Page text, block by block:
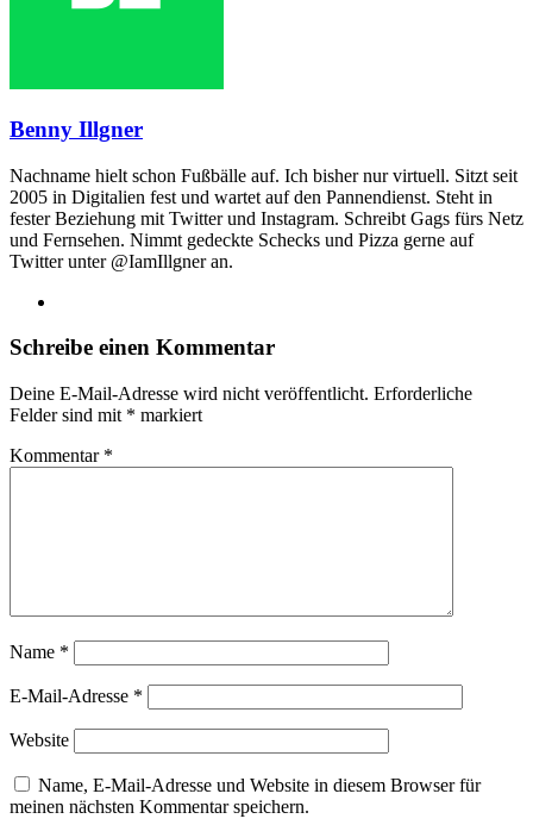
Benny Illgner
Nachname hielt schon Fußbälle auf. Ich bisher nur virtuell. Sitzt seit
2005 in Digitalien fest und wartet auf den Pannendienst. Steht in
fester Beziehung mit Twitter und Instagram. Schreibt Gags fürs Netz
und Fernsehen. Nimmt gedeckte Schecks und Pizza gerne auf
Twitter unter @IamIllgner an.
Schreibe einen Kommentar
Deine E-Mail-Adresse wird nicht veröffentlicht. Erforderliche
Felder sind mit * markiert
Kommentar *
Name *
E-Mail-Adresse *
Website
Name, E-Mail-Adresse und Website in diesem Browser für
meinen nächsten Kommentar speichern.